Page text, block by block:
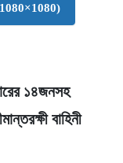
১৪জনসহ
বাহিনী